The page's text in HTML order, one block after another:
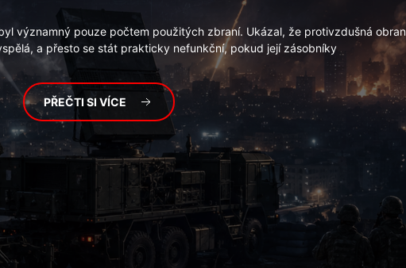
významný pouze počtem použitých zbraní. Ukázal, že protivzdušná
a přesto se stát prakticky nefunkční, pokud její zásobníky
PŘEČTI SI VÍCE